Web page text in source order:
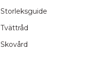
Storleksguide
Tvättråd
Skovård